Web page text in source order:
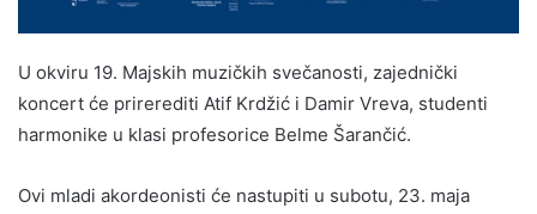
U okviru 19. Majskih muzičkih svečanosti, zajednički
koncert će prirerediti Atif Krdžić i Damir Vreva, studenti
harmonike u klasi profesorice Belme Šarančić.
Ovi mladi akordeonisti će nastupiti u subotu, 23. maja